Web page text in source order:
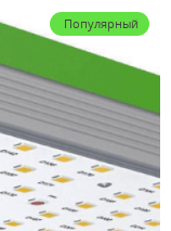
Популярный